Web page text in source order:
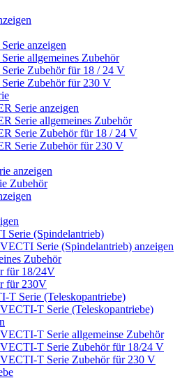
anzeigen
allgemeines Zubehör
Zubehör für 18 / 24 V
Zubehör für 230 V
Serie anzeigen
Serie allgemeines Zubehör
Serie Zubehör für 18 / 24 V
Serie Zubehör für 230 V
anzeigen
Zubehör
Serie (Spindelantrieb)
Serie (Spindelantrieb) anzeigen
Zubehör
für 18/24V
für 230V
T Serie (Teleskopantriebe)
T Serie (Teleskopantriebe)
T Serie allgemeinse Zubehör
T Serie Zubehör für 18/24 V
T Serie Zubehör für 230 V